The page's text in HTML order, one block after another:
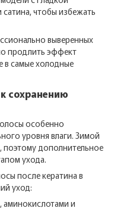
чтобы избежать
выверенных
продлить эффект
в самые холодные
сохранению
особенно
уровня влаги. Зимой
поэтому дополнительное
ухода.
после кератина в
уход:
и